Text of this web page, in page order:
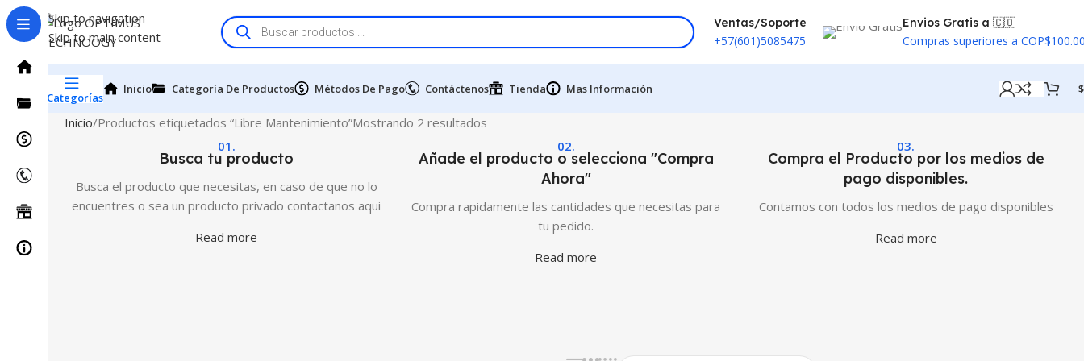
Skip to navigation
Skip to main content
Ventas/Soporte
+57(601)5085475
Envios Gratis a 🇨🇴
Compras superiores a
Categorías
Inicio Categoría De Productos Métodos De Pago Contáctenos Tienda Mas Información $
Inicio Productos etiquetados “Libre Mantenimiento”Mostrando 2 resultados
01.
Busca tu producto
Busca el producto que necesitas, en caso de que no lo
encuentres o sea un producto privado contactanos aqui
Read more
02.
Añade el producto o selecciona "Compra
Ahora"
Compra rapidamente las cantidades que necesitas para
tu pedido.
Read more
03.
Compra el Producto por los medios de
pago disponibles.
Contamos con todos los medios de pago disponibles
Read more